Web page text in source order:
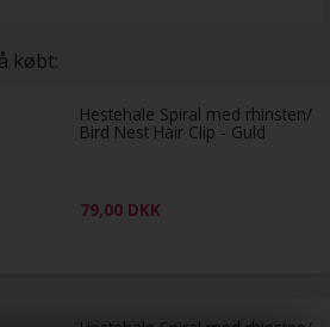
købt:
Hestehale Spiral med rhinsten/
Bird Nest Hair Clip - Guld
79,00 DKK